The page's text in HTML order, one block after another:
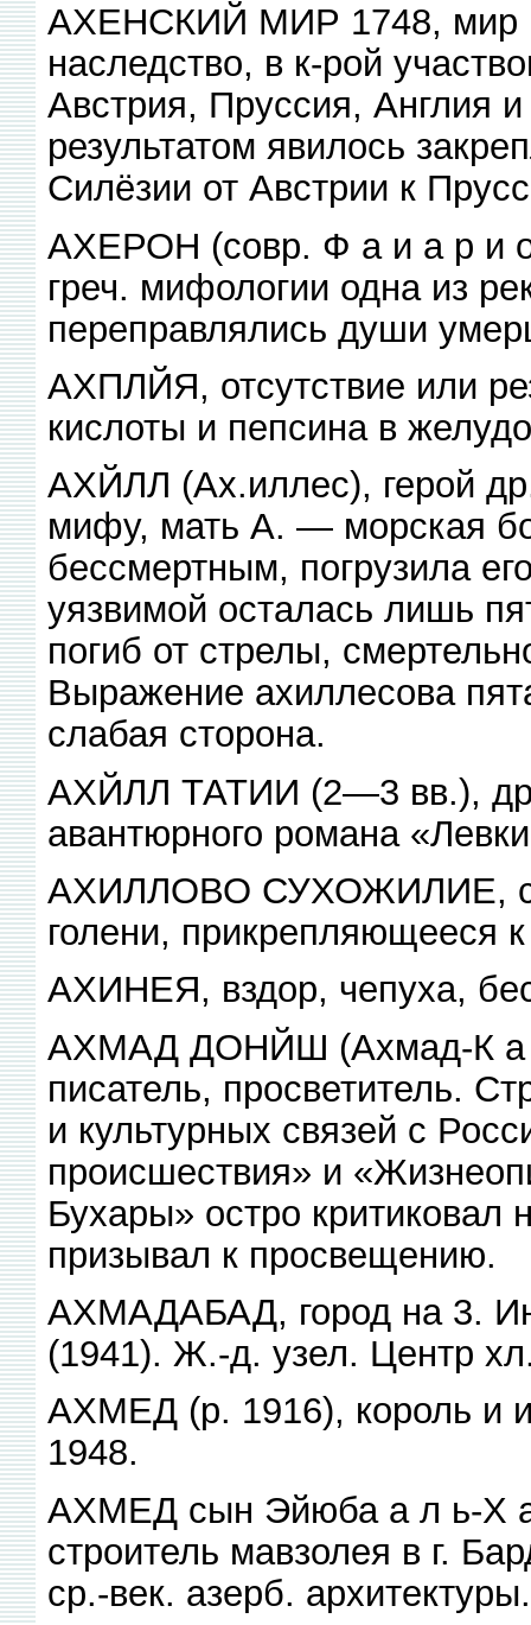
АХЕНСКИЙ МИР 1748, мир
наследство, в к-рой
Австрия, Пруссия, Англия
результатом явилось
Силёзии от Австрии к
АХЕРОН (совр. Ф а и а р и
греч. мифологии одна из
переправлялись души
АХПЛЙЯ, отсутствие или
кислоты и пепсина в
АХЙЛЛ (Ах.иллес), герой
мифу, мать А. — морская
бессмертным, погрузила
уязвимой осталась лишь
погиб от стрелы,
Выражение ахиллесова
слабая сторона.
АХЙЛЛ ТАТИИ (2—3 вв.),
авантюрного романа
АХИЛЛОВО СУХОЖИЛИЕ,
голени, прикрепляющееся к
АХИНЕЯ, вздор, чепуха,
АХМАД ДОНЙШ (Ахмад-К а
писатель, просветитель.
и культурных связей с
происшествия» и
Бухары» остро критиковал
призывал к просвещению.
АХМАДАБАД, город на 3.
(1941). Ж.-д. узел. Центр
АХМЕД (р. 1916), король и
1948.
АХМЕД сын Эйюба а л ь-X
строитель мавзолея в г.
ср.-век. азерб. архитектуры.